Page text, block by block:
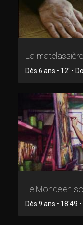
La matelassière
Dès 6 ans • 12' •
Le Monde en
Dès 9 ans • 18'49